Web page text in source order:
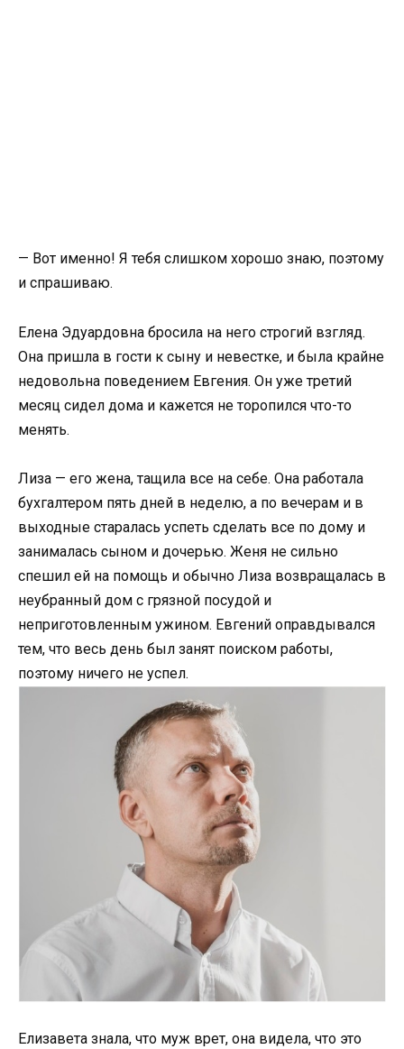
— Вот именно! Я тебя слишком хорошо знаю, поэтому
и спрашиваю.
Елена Эдуардовна бросила на него строгий взгляд.
Она пришла в гости к сыну и невестке, и была крайне
недовольна поведением Евгения. Он уже третий
месяц сидел дома и кажется не торопился что-то
менять.
Лиза — его жена, тащила все на себе. Она работала
бухгалтером пять дней в неделю, а по вечерам и в
выходные старалась успеть сделать все по дому и
занималась сыном и дочерью. Женя не сильно
спешил ей на помощь и обычно Лиза возвращалась в
неубранный дом с грязной посудой и
неприготовленным ужином. Евгений оправдывался
тем, что весь день был занят поиском работы,
поэтому ничего не успел.
Елизавета знала, что муж врет, она видела, что это